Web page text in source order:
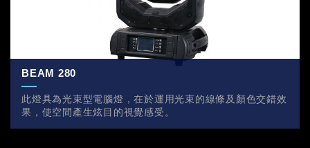
BEAM 280
此燈具為光束型電腦燈，在於運用光束的線條及顏色交錯效
果，使空間產生炫目的視覺感受。